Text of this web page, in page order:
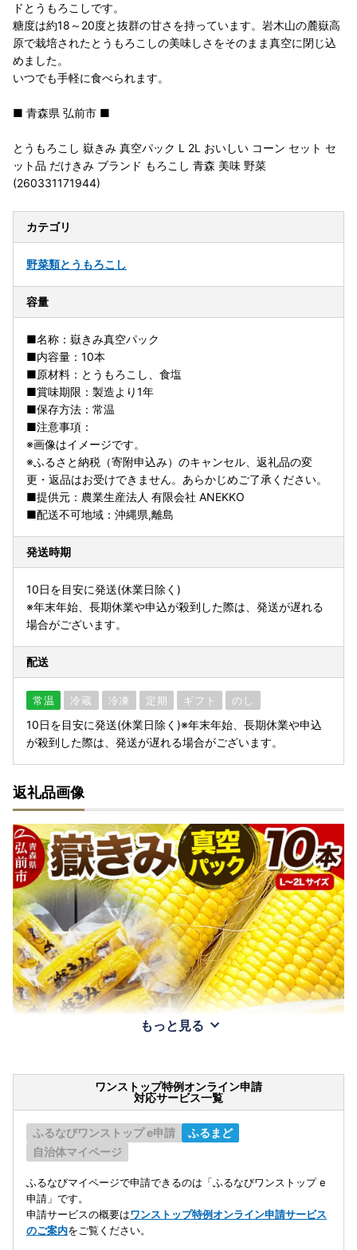
ドとうもろこしです。
糖度は約18～20度と抜群の甘さを持っています。岩木山の麓嶽高
原で栽培されたとうもろこしの美味しさをそのまま真空に閉じ込
めました。
いつでも手軽に食べられます。
■ 青森県 弘前市 ■
とうもろこし 嶽きみ 真空パック L 2L おいしい コーン セット セ
ット品 だけきみ ブランド もろこし 青森 美味 野菜
(260331171944)
カテゴリ
野菜類とうもろこし
容量
■名称：嶽きみ真空パック
■内容量：10本
■原材料：とうもろこし、食塩
■賞味期限：製造より1年
■保存方法：常温
■注意事項：
※画像はイメージです。
※ふるさと納税（寄附申込み）のキャンセル、返礼品の変
更・返品はお受けできません。あらかじめご了承ください。
■提供元：農業生産法人 有限会社 ANEKKO
■配送不可地域：沖縄県,離島
発送時期
10日を目安に発送(休業日除く)
※年末年始、長期休業や申込が殺到した際は、発送が遅れる
場合がございます。
配送
常温 冷蔵 冷凍 定期 ギフト のし
10日を目安に発送(休業日除く)※年末年始、長期休業や申込
が殺到した際は、発送が遅れる場合がございます。
返礼品画像
もっと見る
ワンストップ特例オンライン申請
対応サービス一覧
ふるなびワンストップ e申請
ふるまど
自治体マイページ
ふるなびマイページで申請できるのは「ふるなびワンストップ e
申請」です。
申請サービスの概要はワンストップ特例オンライン申請サービス
のご案内をご覧ください。